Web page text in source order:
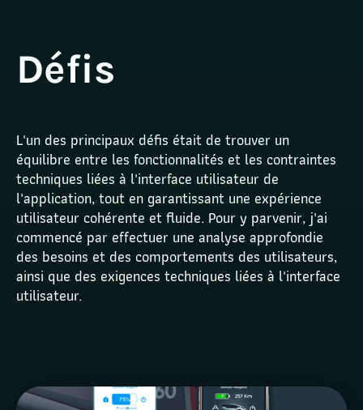
L'un des principaux défis était de trouver un
équilibre entre les fonctionnalités et les contraintes
techniques liées à l'interface utilisateur de
l'application, tout en garantissant une expérience
utilisateur cohérente et fluide. Pour y parvenir, j'ai
commencé par effectuer une analyse approfondie
des besoins et des comportements des utilisateurs,
ainsi que des exigences techniques liées à l'interface
utilisateur.
Défis